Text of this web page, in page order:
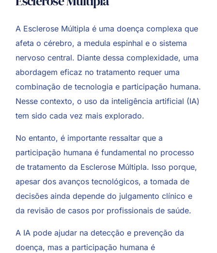
A Esclerose Múltipla é uma doença complexa que
afeta o cérebro, a medula espinhal e o sistema
nervoso central. Diante dessa complexidade, uma
abordagem eficaz no tratamento requer uma
combinação de tecnologia e participação humana.
Nesse contexto, o uso da inteligência artificial (IA)
tem sido cada vez mais explorado.
No entanto, é importante ressaltar que a
participação humana é fundamental no processo
de tratamento da Esclerose Múltipla. Isso porque,
apesar dos avanços tecnológicos, a tomada de
decisões ainda depende do julgamento clínico e
da revisão de casos por profissionais de saúde.
A IA pode ajudar na detecção e prevenção da
doença, mas a participação humana é